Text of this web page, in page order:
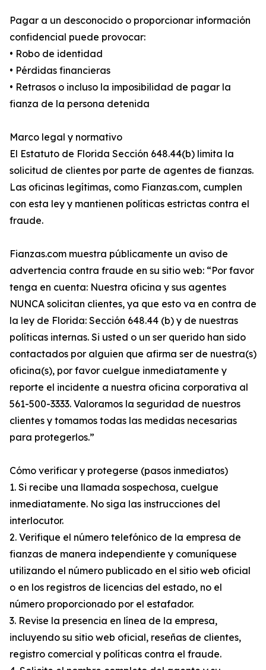
Pagar a un desconocido o proporcionar información
confidencial puede provocar:
• Robo de identidad
• Pérdidas financieras
• Retrasos o incluso la imposibilidad de pagar la
fianza de la persona detenida
Marco legal y normativo
El Estatuto de Florida Sección 648.44(b) limita la
solicitud de clientes por parte de agentes de fianzas.
Las oficinas legítimas, como Fianzas.com, cumplen
con esta ley y mantienen políticas estrictas contra el
fraude.
Fianzas.com muestra públicamente un aviso de
advertencia contra fraude en su sitio web: “Por favor
tenga en cuenta: Nuestra oficina y sus agentes
NUNCA solicitan clientes, ya que esto va en contra de
la ley de Florida: Sección 648.44 (b) y de nuestras
políticas internas. Si usted o un ser querido han sido
contactados por alguien que afirma ser de nuestra(s)
oficina(s), por favor cuelgue inmediatamente y
reporte el incidente a nuestra oficina corporativa al
561-500-3333. Valoramos la seguridad de nuestros
clientes y tomamos todas las medidas necesarias
para protegerlos.”
Cómo verificar y protegerse (pasos inmediatos)
1. Si recibe una llamada sospechosa, cuelgue
inmediatamente. No siga las instrucciones del
interlocutor.
2. Verifique el número telefónico de la empresa de
fianzas de manera independiente y comuníquese
utilizando el número publicado en el sitio web oficial
o en los registros de licencias del estado, no el
número proporcionado por el estafador.
3. Revise la presencia en línea de la empresa,
incluyendo su sitio web oficial, reseñas de clientes,
registro comercial y políticas contra el fraude.